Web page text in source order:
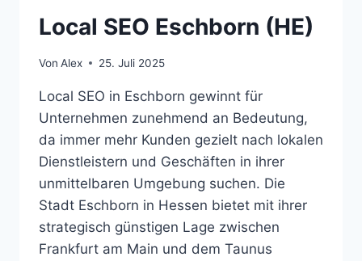
Local SEO Eschborn (HE)
Von Alex 25. Juli 2025
Local SEO in Eschborn gewinnt für
Unternehmen zunehmend an Bedeutung,
da immer mehr Kunden gezielt nach lokalen
Dienstleistern und Geschäften in ihrer
unmittelbaren Umgebung suchen. Die
Stadt Eschborn in Hessen bietet mit ihrer
strategisch günstigen Lage zwischen
Frankfurt am Main und dem Taunus